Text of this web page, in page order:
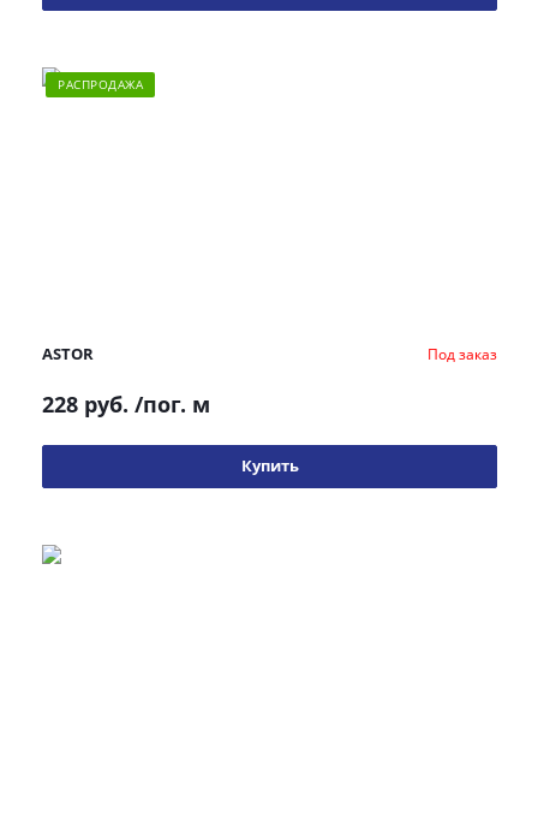
РАСПРОДАЖА
ASTOR Под заказ
228 руб. /пог. м
Купить